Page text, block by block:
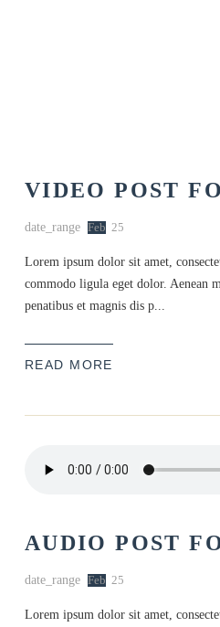
VIDEO POST
date_range Feb 25
Lorem ipsum dolor sit amet,
commodo ligula eget dolor. Aenean
penatibus et magnis dis p...
READ MORE
AUDIO POST
date_range Feb 25
Lorem ipsum dolor sit amet,